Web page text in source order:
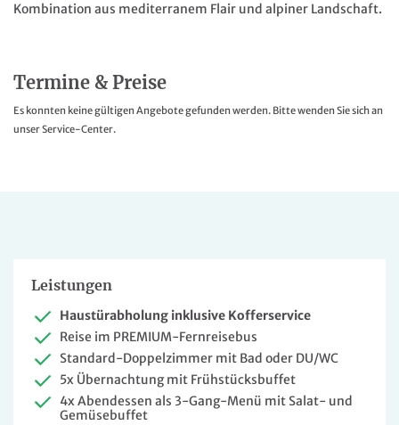
Kombination aus mediterranem Flair und alpiner Landschaft.
Termine & Preise
Es konnten keine gültigen Angebote gefunden werden. Bitte wenden Sie sich an
unser Service-Center.
Leistungen
Haustürabholung inklusive Kofferservice
Reise im PREMIUM-Fernreisebus
Standard-Doppelzimmer mit Bad oder DU/WC
5x Übernachtung mit Frühstücksbuffet
4x Abendessen als 3-Gang-Menü mit Salat- und
Gemüsebuffet